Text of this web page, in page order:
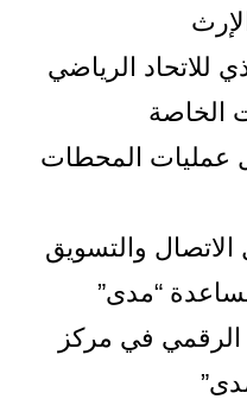
للاتحاد الرياضي
الخاصة
عمليات المحطات
والتسويق
“مدى”
الرقمي في مركز